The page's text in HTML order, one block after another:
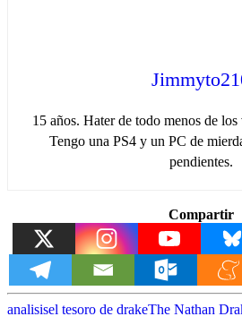
15 años. Hater de todo menos de
Tengo una PS4 y un PC de
pendientes.
Compartir
analisisel tesoro de drakeThe Nathan